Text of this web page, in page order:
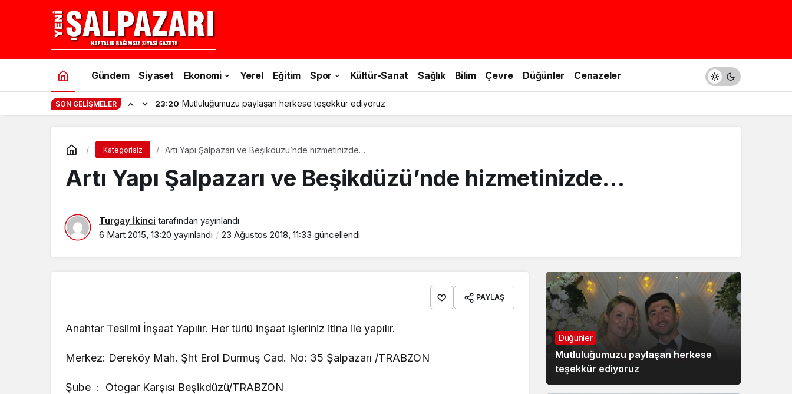
Gündem Siyaset Ekonomi Yerel Eğitim Spor Kültür-Sanat Sağlık Bilim Çevre Düğünler Cenazeler
SON GELIŞMELER 23:20 Mutluluğumuzu paylaşan herkese teşekkür ediyoruz
Kategorisiz Artı Yapı Şalpazarı ve Beşikdüzü’nde hizmetinizde…
Artı Yapı Şalpazarı ve Beşikdüzü’nde hizmetinizde…
Turgay İkinci tarafından yayınlandı
6 Mart 2015, 13:20 yayınlandı 23 Ağustos 2018, 11:33 güncellendi
PAYLAŞ
Anahtar Teslimi İnşaat Yapılır. Her türlü inşaat işleriniz itina ile yapılır.
Merkez: Dereköy Mah. Şht Erol Durmuş Cad. No: 35 Şalpazarı /TRABZON
Şube : Otogar Karşısı Beşikdüzü/TRABZON
Düğünler
Mutluluğumuzu paylaşan herkese
teşekkür ediyoruz